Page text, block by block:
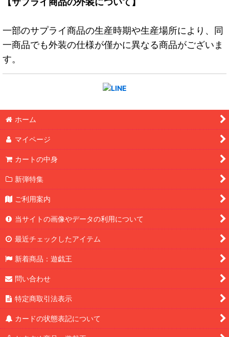
一部のサプライ商品の生産時期や生産場所により、同
一商品でも外装の仕様が僅かに異なる商品がございま
す。
ホーム
マイページ
カートの中身
新弾特集
ご利用案内
当サイトの画像やデータの利用について
最近チェックしたアイテム
新着商品：遊戯王
問い合わせ
特定商取引法表示
カードの状態表記について